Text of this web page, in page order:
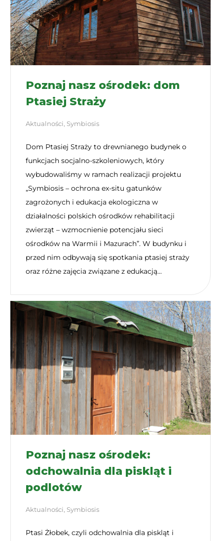
Poznaj nasz ośrodek: dom
Ptasiej Straży
Aktualności, Symbiosis
Dom Ptasiej Straży to drewnianego budynek o
funkcjach socjalno-szkoleniowych, który
wybudowaliśmy w ramach realizacji projektu
„Symbiosis – ochrona ex-situ gatunków
zagrożonych i edukacja ekologiczna w
działalności polskich ośrodków rehabilitacji
zwierząt – wzmocnienie potencjału sieci
ośrodków na Warmii i Mazurach”. W budynku i
przed nim odbywają się spotkania ptasiej straży
oraz różne zajęcia związane z edukacją...
Poznaj nasz ośrodek:
odchowalnia dla piskląt i
podlotów
Aktualności, Symbiosis
Ptasi Żłobek, czyli odchowalnia dla piskląt i